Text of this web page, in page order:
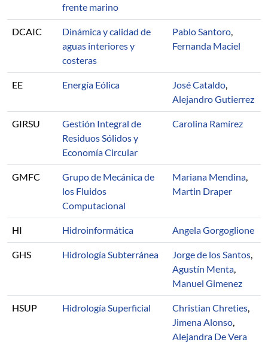
frente marino
DCAIC
Dinámica y calidad de
aguas interiores y
costeras
Pablo Santoro,
Fernanda Maciel
EE Energía Eólica José Cataldo,
Alejandro Gutierrez
GIRSU
Gestión Integral de
Residuos Sólidos y
Economía Circular
Carolina Ramírez
GMFC
Grupo de Mecánica de
los Fluidos
Computacional
Mariana Mendina,
Martin Draper
HI Hidroinformática Angela Gorgoglione
GHS Hidrología Subterránea Jorge de los Santos,
Agustín Menta,
Manuel Gimenez
HSUP Hidrología Superficial Christian Chreties,
Jimena Alonso,
Alejandra De Vera